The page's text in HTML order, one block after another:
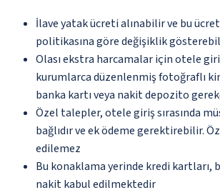
İlave yatak ücreti alınabilir ve bu
politikasına göre değişiklik
Olası ekstra harcamalar için otele
kurumlarca düzenlenmiş fotoğraflı
banka kartı veya nakit depozito
Özel talepler, otele giriş sırasında
bağlıdır ve ek ödeme gerektirebilir.
edilemez
Bu konaklama yerinde kredi kartları,
nakit kabul edilmektedir